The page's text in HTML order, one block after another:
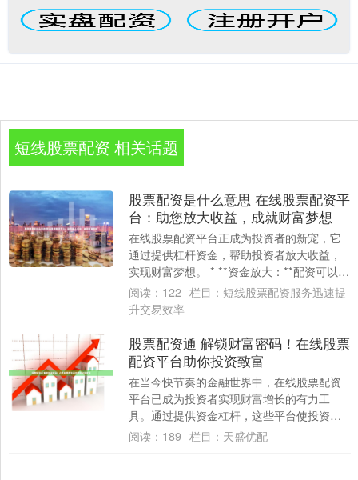
短线股票配资 相关话题
股票配资是什么意思 在线股票配资平
台：助您放大收益，成就财富梦想
在线股票配资平台正成为投资者的新宠，它
通过提供杠杆资金，帮助投资者放大收益，
实现财富梦想。 * **资金放大：**配资可以放
大投资本金，让投资者以更少的资金撬动....
阅读： 122 栏目： 短线股票配资服务迅速提
升交易效率
股票配资通 解锁财富密码！在线股票
配资平台助你投资致富
在当今快节奏的金融世界中，在线股票配资
平台已成为投资者实现财富增长的有力工
具。通过提供资金杠杆，这些平台使投资者
能够放大其投资，从而获得更高的潜在回
阅读： 189 栏目： 天盛优配